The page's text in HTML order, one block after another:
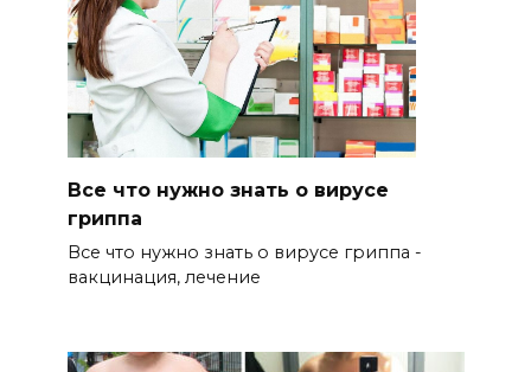
Все что нужно знать о вирусе
гриппа
Все что нужно знать о вирусе гриппа -
вакцинация, лечение